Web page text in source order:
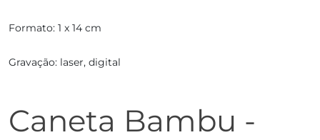
Formato: 1 x 14 cm
Gravação: laser, digital
Caneta Bambu -